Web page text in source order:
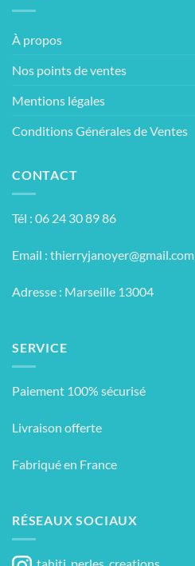
À propos
Nos points de ventes
Mentions légales
Conditions Générales de Ventes
CONTACT
Tél : 06 24 30 89 86
Email : thierryjanoyer@gmail.com
Adresse : Marseille 13004
SERVICE
Paiement 100% sécurisé
Livraison offerte
Fabriqué en France
RÉSEAUX SOCIAUX